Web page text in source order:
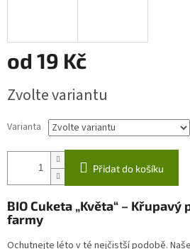
od 19 Kč
cena:
Zvolte variantu
Varianta
Přidat do košíku
BIO Cuketa „Květa“ –
farmy
Ochutnejte léto v té nejčistší podobě.